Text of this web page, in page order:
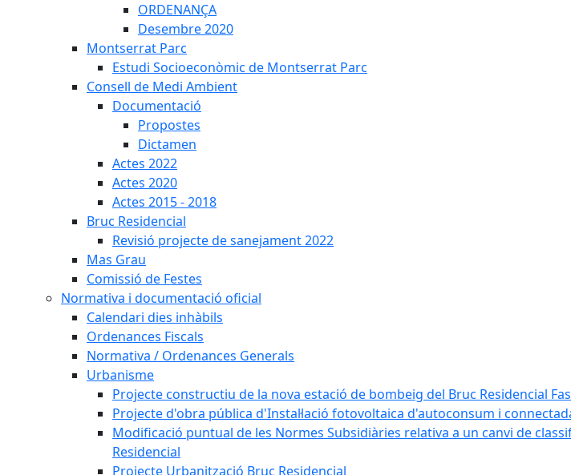
ORDENANÇA
Desembre 2020
Montserrat Parc
Estudi Socioeconòmic de Montserrat Parc
Consell de Medi Ambient
Documentació
Propostes
Dictamen
Actes 2022
Actes 2020
Actes 2015 - 2018
Bruc Residencial
Revisió projecte de sanejament 2022
Mas Grau
Comissió de Festes
Normativa i documentació oficial
Calendari dies inhàbils
Ordenances Fiscals
Normativa / Ordenances Generals
Urbanisme
Projecte constructiu de la nova estació de bombeig del Bruc Residencial
Projecte d'obra pública d'Instal·lació fotovoltaica d'autoconsum i
Modificació puntual de les Normes Subsidiàries relativa a un canvi de
Residencial
Projecte Urbanització Bruc Residencial